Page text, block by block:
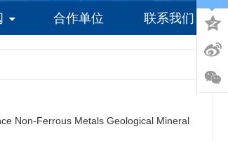
合作单位 联系我们
Non-Ferrous Metals Geological Mineral